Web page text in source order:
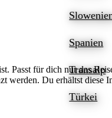
Spanien
Transalp
Türkei
Passt für dich nur das
werden. Du erhältst diese